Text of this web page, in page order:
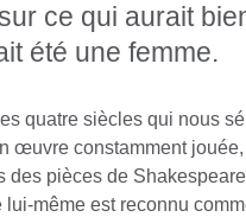
ce qui aurait
été une femme.
quatre siècles qui nous
œuvre constamment
des pièces de
même est reconnu